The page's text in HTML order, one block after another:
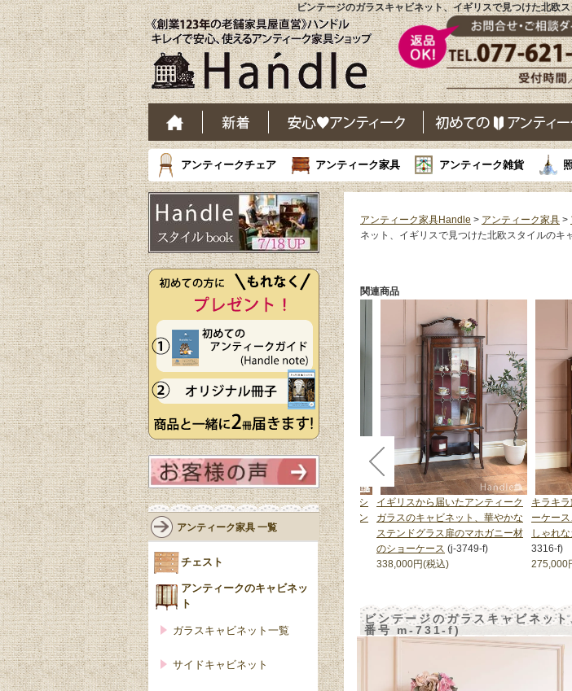
ビンテージのガラスキャビネット、イギリスで見つけた北欧
アンティークチェア アンティーク家具 アンティーク雑貨
アンティーク家具Handle > アンティーク家具 >
ネット、イギリスで見つけた北欧スタイルのキ
関連商品
なデザイン
ース、ミッ
テージキャ
ステンドグラス扉のおしゃれな本
棚、英国アンティークのガラス扉
付きブックケース (q-3504-f)
268,000円(税込)
英国アンティークのおしゃれなシ
ョーケース、キラキラ輝くペイン
テッドガラスのキャビネット
イギリスから届いたアンティーク
ガラスのキャビネット、華やかな
ステンドグラス扉のマホガニー材
のショーケース (j-3749-f)
338,000円(税込)
キラキ
ーケー
しゃれ
3316-f)
275,000
ビンテージのガラスキャビネッ
番号 m-731-f)
アンティーク家具 一覧
チェスト
アンティークのキャビネッ
ト
ガラスキャビネット一覧
サイドキャビネット